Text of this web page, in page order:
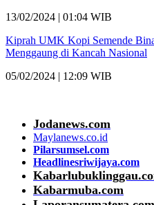
13/02/2024 | 01:04 WIB
Kiprah UMK Kopi Semende
Menggaung di Kancah Nasional
05/02/2024 | 12:09 WIB
Jodanews.com
Maylanews.co.id
Pilarsumsel.com
Headlinesriwijaya.com
Kabarmuba.com